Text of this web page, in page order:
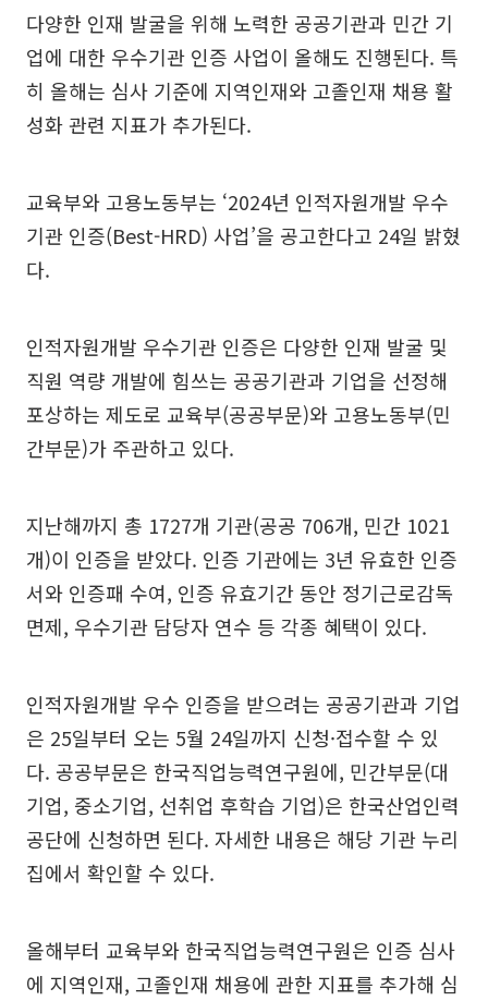
다양한 인재 발굴을 위해 노력한 공공기관과 민간 기
업에 대한 우수기관 인증 사업이 올해도 진행된다. 특
히 올해는 심사 기준에 지역인재와 고졸인재 채용 활
성화 관련 지표가 추가된다.
교육부와 고용노동부는 ‘2024년 인적자원개발 우수
기관 인증(Best-HRD) 사업’을 공고한다고 24일 밝혔
다.
인적자원개발 우수기관 인증은 다양한 인재 발굴 및
직원 역량 개발에 힘쓰는 공공기관과 기업을 선정해
포상하는 제도로 교육부(공공부문)와 고용노동부(민
간부문)가 주관하고 있다.
지난해까지 총 1727개 기관(공공 706개, 민간 1021
개)이 인증을 받았다. 인증 기관에는 3년 유효한 인증
서와 인증패 수여, 인증 유효기간 동안 정기근로감독
면제, 우수기관 담당자 연수 등 각종 혜택이 있다.
인적자원개발 우수 인증을 받으려는 공공기관과 기업
은 25일부터 오는 5월 24일까지 신청·접수할 수 있
다. 공공부문은 한국직업능력연구원에, 민간부문(대
기업, 중소기업, 선취업 후학습 기업)은 한국산업인력
공단에 신청하면 된다. 자세한 내용은 해당 기관 누리
집에서 확인할 수 있다.
올해부터 교육부와 한국직업능력연구원은 인증 심사
에 지역인재, 고졸인재 채용에 관한 지표를 추가해 심